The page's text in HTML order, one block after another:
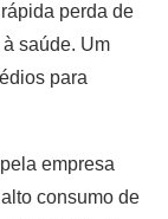
perda de
saúde. Um
para
empresa
consumo de